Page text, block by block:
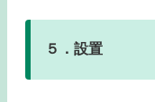
５．設置